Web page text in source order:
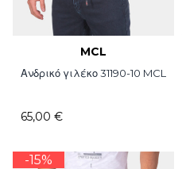
MCL
Ανδρικό γιλέκο 31190-10 MCL
65,00 €
-15%